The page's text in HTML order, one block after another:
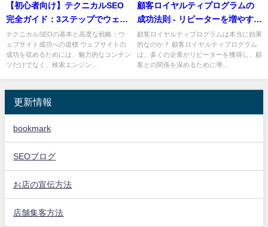
【初心者向け】テクニカルSEO
完全ガイド：3ステップでウェブ
サイトを最適化！
テクニカルSEOの基本と高度な戦略：ウ
ェブサイト成功への道標 ウェブサイトの
成功を収めるためには、魅力的なコンテン
ツだけでなく、検索エンジン...
顧客ロイヤルティプログラムの
成功法則 - リピーターを増やす特
典とインセンティブの活用法
顧客ロイヤルティプログラムは本当に効果
的なのか？ 顧客ロイヤルティプログラム
は、多くの企業がリピーターを獲得し、顧
客との関係を深めるために導...
更新情報
bookmark
SEOブログ
お店の宣伝方法
店舗集客方法